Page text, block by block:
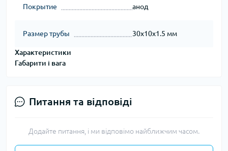
Покрытие анод
Размер трубы 30х10х1.5 мм
Характеристики
Габарити і вага
Питання та відповіді
Додайте питання, і ми відповімо найближчим часом.